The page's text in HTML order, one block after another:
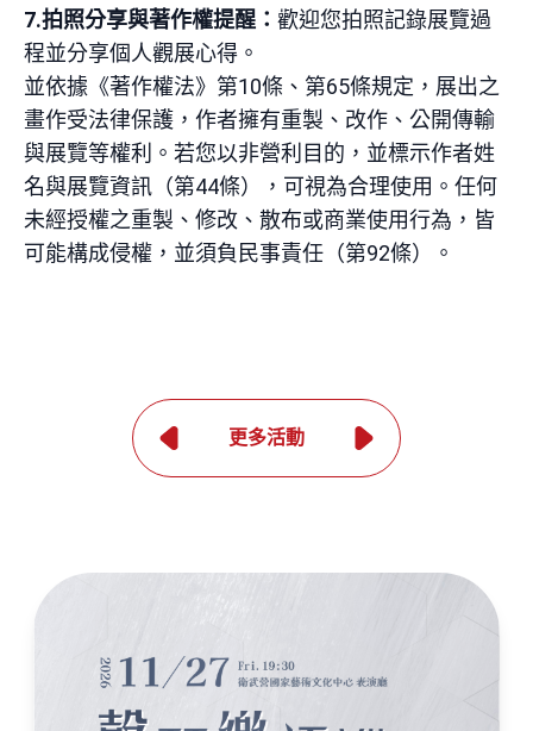
7.拍照分享與著作權提醒： 歡迎您拍照記錄展覽過
程並分享個人觀展心得。
並依據《著作權法》第10條、第65條規定，展出之
畫作受法律保護，作者擁有重製、改作、公開傳輸
與展覽等權利。若您以非營利目的，並標示作者姓
名與展覽資訊（第44條），可視為合理使用。任何
未經授權之重製、修改、散布或商業使用行為，皆
可能構成侵權，並須負民事責任（第92條）。
更多活動